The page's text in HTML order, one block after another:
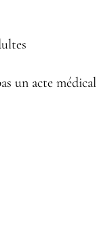
un acte